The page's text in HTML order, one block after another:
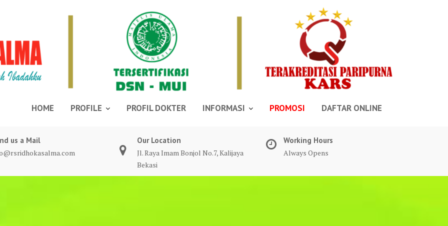
HOME PROFILE PROFIL DOKTER INFORMASI PROMOSI DAFTAR ONLINE
us a Mail
Our Location
Jl. Raya Imam Bonjol No.7, Kalijaya
Bekasi
Working Hours
Always Opens